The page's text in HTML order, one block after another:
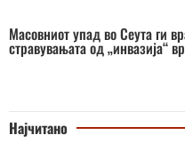
Масовниот упад во Сеута ги
стравувањата од „инвазија“
Најчитано